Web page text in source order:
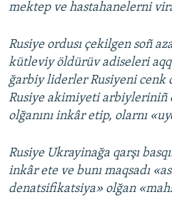
mektep ve hastahanelerni
Rusiye ordusı çekilgen soñ
kütleviy öldürüv adiseleri
ğarbiy liderler Rusiyeni cenk
Rusiye akimiyeti arbiyleriniñ
olğanını inkâr etip, olarnı
Rusiye Ukrayinağa qarşı
inkâr ete ve bunı maqsadı
denatsifikatsiya» olğan